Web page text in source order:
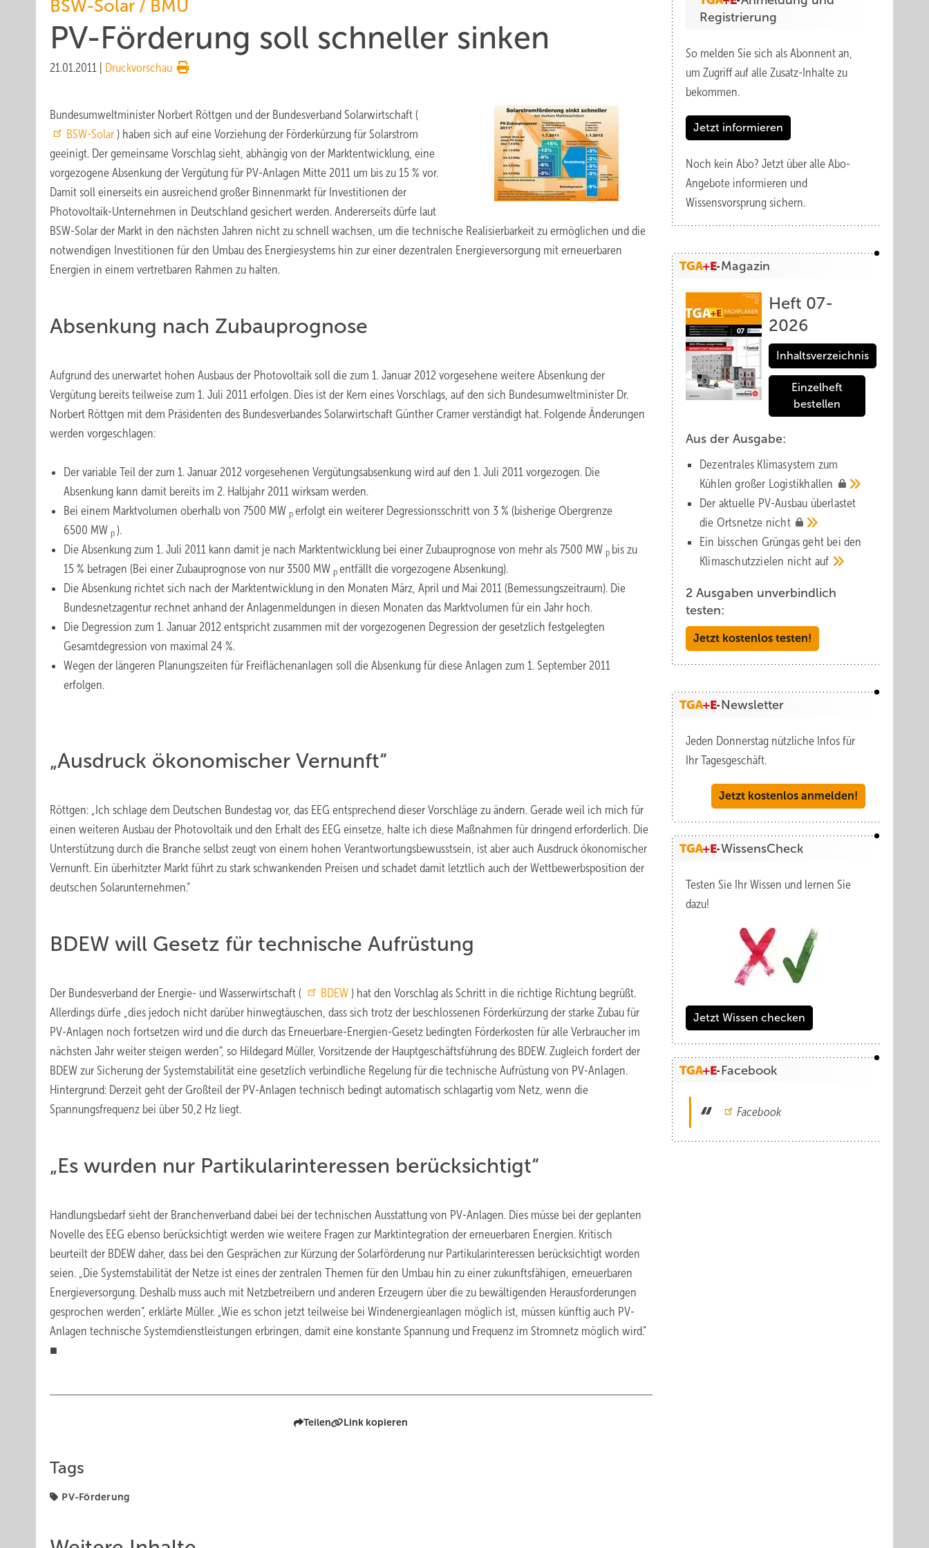
BSW-Solar / BMU
PV-Förderung soll schneller sinken
21.01.2011 Druckvorschau
Bundesumweltminister Norbert Röttgen und der Bundesverband Solarwirtschaft (
BSW-Solar ) haben sich auf eine Vorziehung der Förderkürzung für Solarstrom
geeinigt. Der gemeinsame Vorschlag sieht, abhängig von der Marktentwicklung, eine
vorgezogene Absenkung der Vergütung für PV-Anlagen Mitte 2011 um bis zu 15 % vor.
Damit soll einerseits ein ausreichend großer Binnenmarkt für Investitionen der
Photovoltaik-Unternehmen in Deutschland gesichert werden. Andererseits dürfe laut
BSW-Solar der Markt in den nächsten Jahren nicht zu schnell wachsen, um die technische Realisierbarkeit zu ermöglichen und die
notwendigen Investitionen für den Umbau des Energiesystems hin zur einer dezentralen Energieversorgung mit erneuerbaren
Energien in einem vertretbaren Rahmen zu halten.
Absenkung nach Zubauprognose
Aufgrund des unerwartet hohen Ausbaus der Photovoltaik soll die zum 1. Januar 2012 vorgesehene weitere Absenkung der
Vergütung bereits teilweise zum 1. Juli 2011 erfolgen. Dies ist der Kern eines Vorschlags, auf den sich Bundesumweltminister Dr.
Norbert Röttgen mit dem Präsidenten des Bundesverbandes Solarwirtschaft Günther Cramer verständigt hat. Folgende Änderungen
werden vorgeschlagen:
Der variable Teil der zum 1. Januar 2012 vorgesehenen Vergütungsabsenkung wird auf den 1. Juli 2011 vorgezogen. Die
Absenkung kann damit bereits im 2. Halbjahr 2011 wirksam werden.
Bei einem Marktvolumen oberhalb von 7500 MW p erfolgt ein weiterer Degressionsschritt von 3 % (bisherige Obergrenze
6500 MW p ).
Die Absenkung zum 1. Juli 2011 kann damit je nach Marktentwicklung bei einer Zubauprognose von mehr als 7500 MW p bis zu
15 % betragen (Bei einer Zubauprognose von nur 3500 MW p entfällt die vorgezogene Absenkung).
Die Absenkung richtet sich nach der Marktentwicklung in den Monaten März, April und Mai 2011 (Bemessungszeitraum). Die
Bundesnetzagentur rechnet anhand der Anlagenmeldungen in diesen Monaten das Marktvolumen für ein Jahr hoch.
Die Degression zum 1. Januar 2012 entspricht zusammen mit der vorgezogenen Degression der gesetzlich festgelegten
Gesamtdegression von maximal 24 %.
Wegen der längeren Planungszeiten für Freiflächenanlagen soll die Absenkung für diese Anlagen zum 1. September 2011
erfolgen.
„Ausdruck ökonomischer Vernunft“
Röttgen: „Ich schlage dem Deutschen Bundestag vor, das EEG entsprechend dieser Vorschläge zu ändern. Gerade weil ich mich für
einen weiteren Ausbau der Photovoltaik und den Erhalt des EEG einsetze, halte ich diese Maßnahmen für dringend erforderlich. Die
Unterstützung durch die Branche selbst zeugt von einem hohen Verantwortungsbewusstsein, ist aber auch Ausdruck ökonomischer
Vernunft. Ein überhitzter Markt führt zu stark schwankenden Preisen und schadet damit letztlich auch der Wettbewerbsposition der
deutschen Solarunternehmen.“
BDEW will Gesetz für technische Aufrüstung
Der Bundesverband der Energie- und Wasserwirtschaft ( BDEW ) hat den Vorschlag als Schritt in die richtige Richtung begrüßt.
Allerdings dürfe „dies jedoch nicht darüber hinwegtäuschen, dass sich trotz der beschlossenen Förderkürzung der starke Zubau für
PV-Anlagen noch fortsetzen wird und die durch das Erneuerbare-Energien-Gesetz bedingten Förderkosten für alle Verbraucher im
nächsten Jahr weiter steigen werden“, so Hildegard Müller, Vorsitzende der Hauptgeschäftsführung des BDEW. Zugleich fordert der
BDEW zur Sicherung der Systemstabilität eine gesetzlich verbindliche Regelung für die technische Aufrüstung von PV-Anlagen.
Hintergrund: Derzeit geht der Großteil der PV-Anlagen technisch bedingt automatisch schlagartig vom Netz, wenn die
Spannungsfrequenz bei über 50,2 Hz liegt.
„Es wurden nur Partikularinteressen berücksichtigt“
Handlungsbedarf sieht der Branchenverband dabei bei der technischen Ausstattung von PV-Anlagen. Dies müsse bei der geplanten
Novelle des EEG ebenso berücksichtigt werden wie weitere Fragen zur Marktintegration der erneuerbaren Energien. Kritisch
beurteilt der BDEW daher, dass bei den Gesprächen zur Kürzung der Solarförderung nur Partikularinteressen berücksichtigt worden
seien. „Die Systemstabilität der Netze ist eines der zentralen Themen für den Umbau hin zu einer zukunftsfähigen, erneuerbaren
Energieversorgung. Deshalb muss auch mit Netzbetreibern und anderen Erzeugern über die zu bewältigenden Herausforderungen
gesprochen werden“, erklärte Müller. „Wie es schon jetzt teilweise bei Windenergieanlagen möglich ist, müssen künftig auch PV-
Anlagen technische Systemdienstleistungen erbringen, damit eine konstante Spannung und Frequenz im Stromnetz möglich wird.“
■
Teilen Link kopieren
Tags
PV-Förderung
Registrierung
So melden Sie sich als Abonnent an,
um Zugriff auf alle Zusatz-Inhalte zu
bekommen.
Jetzt informieren
Noch kein Abo? Jetzt über alle Abo-
Angebote informieren und
Wissensvorsprung sichern.
Magazin
Heft 07-
2026
Inhaltsverzeichnis
Einzelheft
bestellen
Aus der Ausgabe:
Dezentrales Klimasystem zum
Kühlen großer Logistik­hallen
Der aktuelle PV-Ausbau über­lastet
die Orts­netze nicht
Ein bisschen Grüngas geht bei den
Klima­schutz­zielen nicht auf
2 Ausgaben unverbindlich
testen:
Jetzt kostenlos testen!
Newsletter
Jeden Donnerstag nützliche Infos für
Ihr Tagesgeschäft.
Jetzt kostenlos anmelden!
WissensCheck
Testen Sie Ihr Wissen und lernen Sie
dazu!
Jetzt Wissen checken
Facebook
Facebook